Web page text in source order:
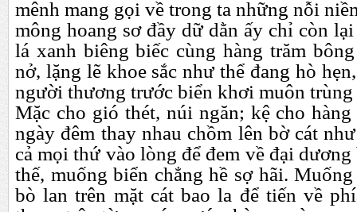
mênh mang gọi về trong ta những nỗi
mông hoang sơ đầy dữ dằn ấy chỉ còn
lá xanh biêng biếc cùng hàng trăm
nở, lặng lẽ khoe sắc nhưthể đang hò
người thương trước biển khơi muôn
Mặc cho gió thét, núi ngăn; kệ cho
ngày đêm thay nhau chồm lên bờ cát như
cả mọi thứ vào lòng để đem về đại dương
thế, muống biển chẳng hề sợ hãi.
bò lan trên mặt cát bao la để tiến về